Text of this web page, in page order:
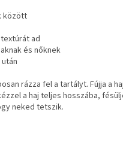
között
ad
és nőknek
rázza fel a tartályt. Fújja a
a haj teljes hosszába,
neked tetszik.